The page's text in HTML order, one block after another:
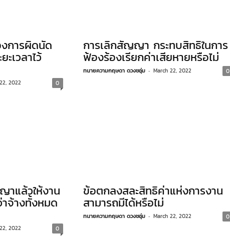
การผิดนัด
เวลาไว้
2022 0
การเลิกสัญญา กระทบสิทธิในการ
ฟ้องร้องเรียกค่าเสียหายหรือไม่
ทนายความกฤษดา ดวงชอุ่ม - March 22, 2022 0
าแล้วให้งาน
จ้างทั้งหมด
2022 0
ข้อตกลงสละสิทธิค่าแห่งการงาน
สามารถมีได้หรือไม่
ทนายความกฤษดา ดวงชอุ่ม - March 22, 2022 0